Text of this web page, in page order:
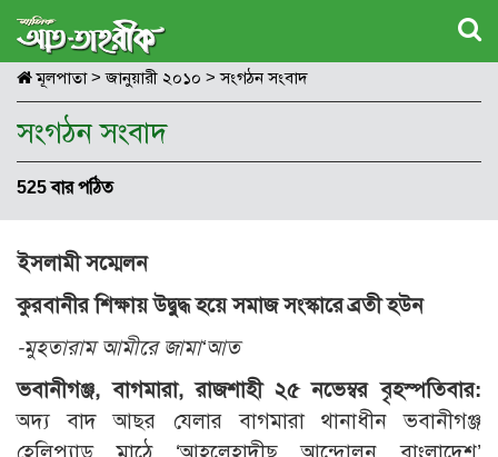
মূলপাতা> জানুয়ারী ২০১০ > সংগঠন সংবাদ
সংগঠন সংবাদ
525 বার পঠিত
ইসলামী সম্মেলন
কুরবানীর শিক্ষায় উদ্বুদ্ধ হয়ে সমাজ সংস্কারে ব্রতী হউন
-মুহতারাম আমীরে জামা‘আত
ভবানীগঞ্জ, বাগমারা, রাজশাহী ২৫ নভেম্বর বৃহস্পতিবার:
অদ্য বাদ আছর যেলার বাগমারা থানাধীন ভবানীগঞ্জ